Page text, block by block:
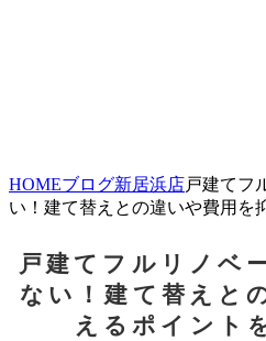
HOMEブログ新居浜店戸建てフ
い！建て替えとの違いや費用を
戸建てフルリノベ
ない！建て替えと
えるポイント